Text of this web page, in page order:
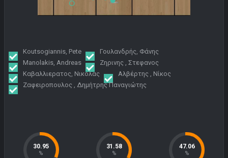
Koutsogiannis, Pete
Γουλανδρής, Φάνης
Manolakis, Andreas
Ζηρινης , Στεφανος
Καβαλλιερατος, Νικολας
Αλβέρτης , Νίκος
Ζαφειροπουλος , Δημήτρης Παναγιώτης
30.95
%
31.58
%
47.06
%